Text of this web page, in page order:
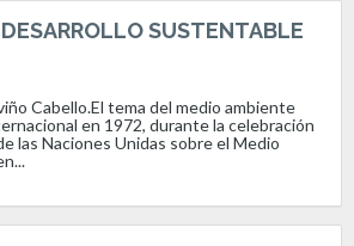
SUSTENTABLE
Cabello.El tema del medio ambiente
en 1972, durante la celebración
las Naciones Unidas sobre el Medio